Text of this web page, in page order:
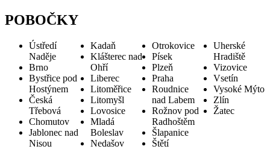
POBOČKY
Ústředí
Naděje
Brno
Bystřice pod
Hostýnem
Česká
Třebová
Chomutov
Jablonec nad
Nisou
Kadaň
Klášterec nad
Ohří
Liberec
Litoměřice
Litomyšl
Lovosice
Mladá
Boleslav
Nedašov
Otrokovice
Písek
Plzeň
Praha
Roudnice
nad Labem
Rožnov pod
Radhoštěm
Šlapanice
Štětí
Uherské
Hradiště
Vizovice
Vsetín
Vysoké Mýto
Zlín
Žatec